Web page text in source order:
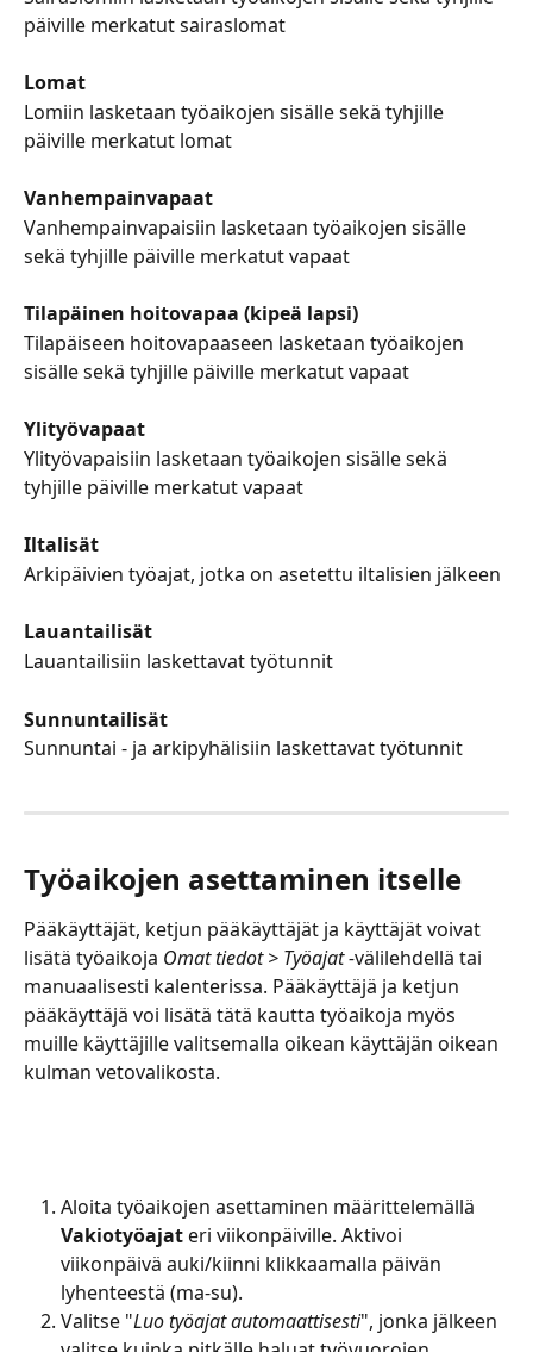
päiville merkatut sairaslomat
Lomat
Lomiin lasketaan työaikojen sisälle sekä tyhjille
päiville merkatut lomat
Vanhempainvapaat
Vanhempainvapaisiin lasketaan työaikojen sisälle
sekä tyhjille päiville merkatut vapaat
Tilapäinen hoitovapaa (kipeä lapsi)
Tilapäiseen hoitovapaaseen lasketaan työaikojen
sisälle sekä tyhjille päiville merkatut vapaat
Ylityövapaat
Ylityövapaisiin lasketaan työaikojen sisälle sekä
tyhjille päiville merkatut vapaat
Iltalisät
Arkipäivien työajat, jotka on asetettu iltalisien jälkeen
Lauantailisät
Lauantailisiin laskettavat työtunnit
Sunnuntailisät
Sunnuntai - ja arkipyhälisiin laskettavat työtunnit
Työaikojen asettaminen itselle
Pääkäyttäjät, ketjun pääkäyttäjät ja käyttäjät voivat
lisätä työaikoja Omat tiedot > Työajat -välilehdellä tai
manuaalisesti kalenterissa. Pääkäyttäjä ja ketjun
pääkäyttäjä voi lisätä tätä kautta työaikoja myös
muille käyttäjille valitsemalla oikean käyttäjän oikean
kulman vetovalikosta.
Aloita työaikojen asettaminen määrittelemällä
Vakiotyöajat eri viikonpäiville. Aktivoi
viikonpäivä auki/kiinni klikkaamalla päivän
lyhenteestä (ma-su).
Valitse "Luo työajat automaattisesti", jonka jälkeen